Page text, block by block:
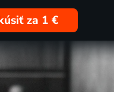
za 1 €